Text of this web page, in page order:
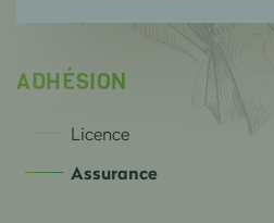
ADHÉSION
Licence
Assurance